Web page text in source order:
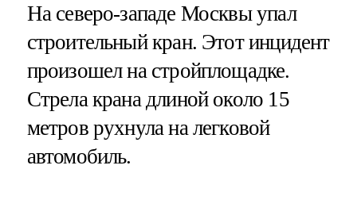
На северо-западе Москвы упал
строительный кран. Этот инцидент
произошел на стройплощадке.
Стрела крана длиной около 15
метров рухнула на легковой
автомобиль.